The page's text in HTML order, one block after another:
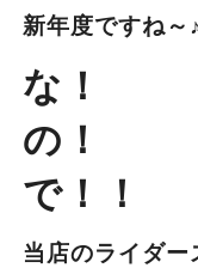
新年度ですね～♪
な！
の！
で！！
当店のライダー